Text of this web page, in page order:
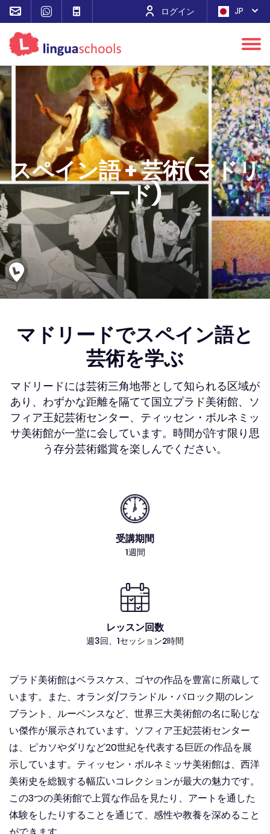
ログイン JP
スペイン語 + 芸術(マドリ
ード)
マドリードでスペイン語と
芸術を学ぶ
マドリードには芸術三角地帯として知られる区域が
あり、わずかな距離を隔てて国立プラド美術館、ソ
フィア王妃芸術センター、ティッセン・ボルネミッ
サ美術館が一堂に会しています。時間が許す限り思
う存分芸術鑑賞を楽しんでください。
受講期間
1週間
レッスン回数
週3回、1セッション2時間
プラド美術館はベラスケス、ゴヤの作品を豊富に所蔵して
います。また、オランダ/フランドル・バロック期のレン
ブラント、ルーベンスなど、世界三大美術館の名に恥じな
い傑作が展示されています。ソフィア王妃芸術センター
は、ピカソやダリなど20世紀を代表する巨匠の作品を展
示しています。ティッセン・ボルネミッサ美術館は、西洋
美術史を総観する幅広いコレクションが最大の魅力です。
この3つの美術館で上質な作品を見たり、アートを通した
体験をしたりすることを通じて、感性や教養を深めること